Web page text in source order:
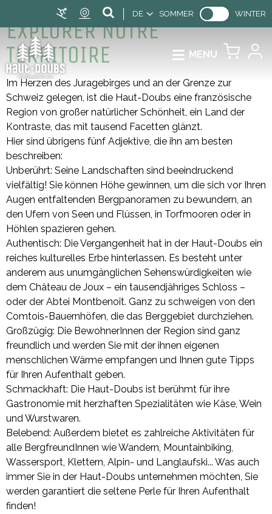
DE SOMMER WINTER
MENU
EXPLORER NOTRE
TERRITOIRE
Im Herzen des Juragebirges und an der Grenze zur
Schweiz gelegen, ist die Haut-Doubs eine französische
Region von großer natürlicher Schönheit, ein Land der
Kontraste, das mit tausend Facetten glänzt.
Hier sind übrigens fünf Adjektive, die ihn am besten
beschreiben:
Unberührt: Seine Landschaften sind beeindruckend
vielfältig! Sie können Höhe gewinnen, um die sich vor Ihren
Augen entfaltenden Bergpanoramen zu bewundern, an
den Ufern von Seen und Flüssen, in Torfmooren oder in
Höhlen spazieren gehen.
Authentisch: Die Vergangenheit hat in der Haut-Doubs ein
reiches kulturelles Erbe hinterlassen. Es besteht unter
anderem aus unumgänglichen Sehenswürdigkeiten wie
dem Château de Joux – ein tausendjähriges Schloss –
oder der Abtei Montbenoît. Ganz zu schweigen von den
Comtois-Bauernhöfen, die das Berggebiet durchziehen.
Großzügig: Die BewohnerInnen der Region sind ganz
freundlich und werden Sie mit der ihnen eigenen
menschlichen Wärme empfangen und Ihnen gute Tipps
für Ihren Aufenthalt geben.
Schmackhaft: Die Haut-Doubs ist berühmt für ihre
Gastronomie mit herzhaften Spezialitäten wie Käse, Wein
und Wurstwaren.
Belebend: Außerdem bietet es zahlreiche Aktivitäten für
alle BergfreundInnen wie Wandern, Mountainbiking,
Wassersport, Klettern, Alpin- und Langlaufski... Was auch
immer Sie in der Haut-Doubs unternehmen möchten, Sie
werden garantiert die seltene Perle für Ihren Aufenthalt
finden!